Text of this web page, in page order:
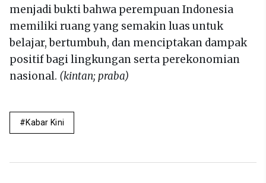
menjadi bukti bahwa perempuan Indonesia
memiliki ruang yang semakin luas untuk
belajar, bertumbuh, dan menciptakan dampak
positif bagi lingkungan serta perekonomian
nasional. (kintan; praba)
Kabar Kini